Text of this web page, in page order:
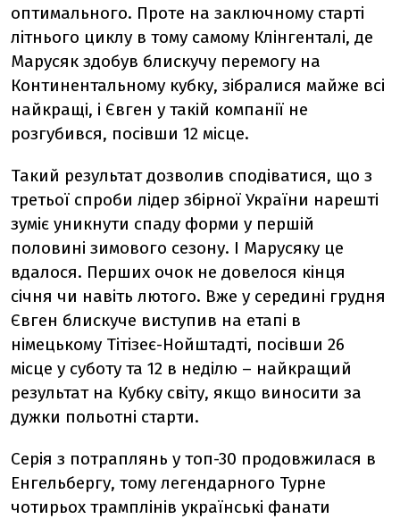
оптимального. Проте на заключному старті
літнього циклу в тому самому Клінгенталі, де
Марусяк здобув блискучу перемогу на
Континентальному кубку, зібралися майже всі
найкращі, і Євген у такій компанії не
розгубився, посівши 12 місце.
Такий результат дозволив сподіватися, що з
третьої спроби лідер збірної України нарешті
зуміє уникнути спаду форми у першій
половині зимового сезону. І Марусяку це
вдалося. Перших очок не довелося кінця
січня чи навіть лютого. Вже у середині грудня
Євген блискуче виступив на етапі в
німецькому Тітізеє-Нойштадті, посівши 26
місце у суботу та 12 в неділю – найкращий
результат на Кубку світу, якщо виносити за
дужки польотні старти.
Серія з потраплянь у топ-30 продовжилася в
Енгельбергу, тому легендарного Турне
чотирьох трамплінів українські фанати